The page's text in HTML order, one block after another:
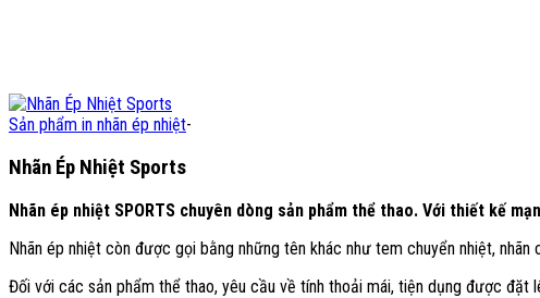
Sản phẩm in nhãn ép nhiệt-
Nhãn Ép Nhiệt Sports
Nhãn ép nhiệt SPORTS chuyên dòng sản phẩm thể thao. Với thiết kế
Nhãn ép nhiệt còn được gọi bằng những tên khác như tem chuyển nhiệt,
Đối với các sản phẩm thể thao, yêu cầu về tính thoải mái, tiện dụng được đặt